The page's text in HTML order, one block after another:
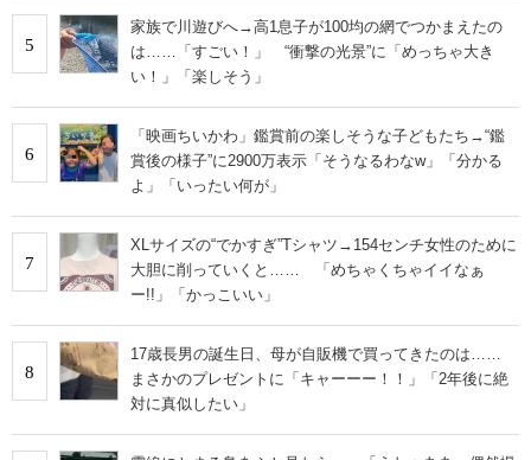
5
家族で川遊びへ→高1息子が100均の網でつかまえたの
は……「すごい！」 “衝撃の光景”に「めっちゃ大き
い！」「楽しそう」
6
「映画ちいかわ」鑑賞前の楽しそうな子どもたち→“鑑
賞後の様子”に2900万表示「そうなるわなw」「分かる
よ」「いったい何が」
7
XLサイズの“でかすぎ”Tシャツ→154センチ女性のために
大胆に削っていくと…… 「めちゃくちゃイイなぁ
ー!!」「かっこいい」
8
17歳長男の誕生日、母が自販機で買ってきたのは……
まさかのプレゼントに「キャーーー！！」「2年後に絶
対に真似したい」